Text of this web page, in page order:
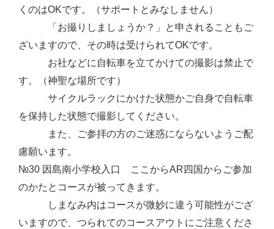
くのはOKです。（サポートとみなしません）
「お撮りしましょうか？」と申されることもご
ざいますので、その時は受けられてOKです。
お社などに自転車を立てかけての撮影は禁止で
す。（神聖な場所です）
サイクルラックにかけた状態かご自身で自転車
を保持した状態で撮影してください。
また、ご参拝の方のご迷惑にならないようご配
慮願います。
№30 因島南小学校入口 ここからAR四国からご参加
のかたとコースが被ってきます。
しまなみ内はコースが微妙に違う可能性がござ
いますので、つられてのコースアウトにご注意くださ